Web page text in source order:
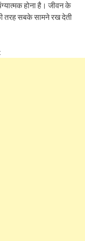
होना है। जीवन के
तरह सबके सामने रख देती